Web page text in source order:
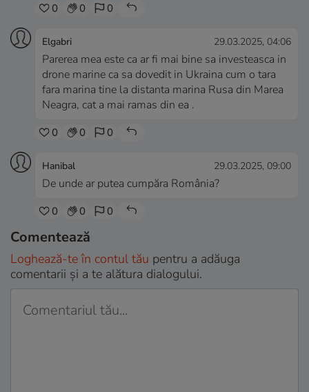
0 0 0
Elgabri 29.03.2025, 04:06
Parerea mea este ca ar fi mai bine sa investeasca in
drone marine ca sa dovedit in Ukraina cum o tara
fara marina tine la distanta marina Rusa din Marea
Neagra, cat a mai ramas din ea .
0 0 0
Hanibal 29.03.2025, 09:00
De unde ar putea cumpăra România?
0 0 0
Comentează
Loghează-te în contul tău pentru a adăuga
comentarii și a te alătura dialogului.